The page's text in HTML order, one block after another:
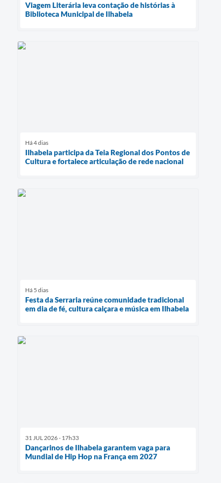
Viagem Literária leva contação de histórias à
Biblioteca Municipal de Ilhabela
Há 4 dias
Ilhabela participa da Teia Regional dos Pontos de
Cultura e fortalece articulação de rede nacional
Há 5 dias
Festa da Serraria reúne comunidade tradicional
em dia de fé, cultura caiçara e música em Ilhabela
31 JUL 2026 - 17h33
Dançarinos de Ilhabela garantem vaga para
Mundial de Hip Hop na França em 2027